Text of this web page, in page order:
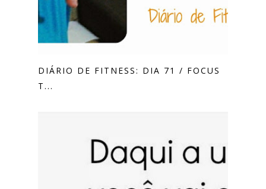
DIÁRIO DE FITNESS: DIA 71 / FOCUS
T...